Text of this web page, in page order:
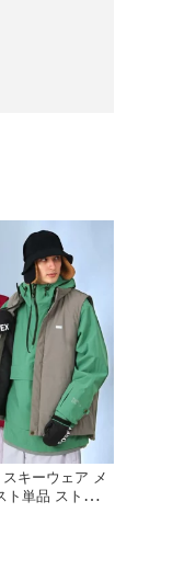
キーウェア メ
単品 ストレッ
ェア ジャケッ
ウェア スノ